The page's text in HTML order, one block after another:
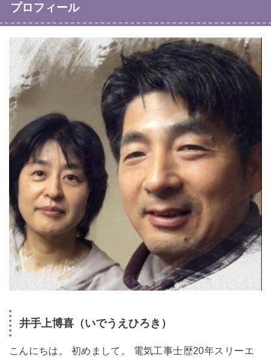
プロフィール
井手上博喜（いでうえひろき）
こんにちは。 初めまして。 電気工事士歴20年スリーエ